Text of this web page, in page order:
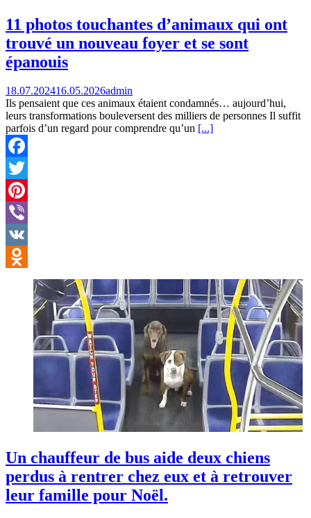
11 photos touchantes d’animaux qui ont
trouvé un nouveau foyer et se sont
épanouis
18.07.202416.05.2026admin
Ils pensaient que ces animaux étaient condamnés… aujourd’hui,
leurs transformations bouleversent des milliers de personnes Il suffit
parfois d’un regard pour comprendre qu’un [...]
Facebook
Twitter
Pinterest
Viber
VK
Odnoklassniki
Un chauffeur de bus aide deux chiens
perdus à rentrer chez eux et à retrouver
leur famille pour Noël.